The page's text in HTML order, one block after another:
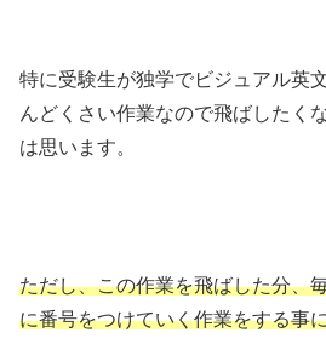
特に受験生が独学でビジュアル英
んどくさい作業なので飛ばしたく
は思います。
ただし、この作業を飛ばした分、
に番号をつけていく作業をする事